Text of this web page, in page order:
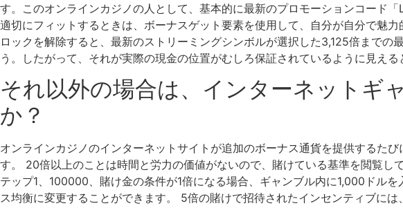
す。このオンラインカジノの人として、基本的に最新のプロモーションコード
適切にフィットするときは、ボーナスゲット要素を使用して、自分が自分で魅
ロックを解除すると、最新のストリーミングシンボルが選択した3,125倍まで
う。したがって、それが実際の現金の位置がむしろ保証されているように見える
それ以外の場合は、インターネットギ
か？
オンラインカジノのインターネットサイトが追加のボーナス通貨を提供するた
す。 20倍以上のことは時間と労力の価値がないので、賭けている基準を閲覧し
テップ1、100000、賭け金の条件が1倍になる場合、ギャンブル内に1,000ドル
ス均衡に変更することができます。 5倍の賭けで招待されたインセンティブに